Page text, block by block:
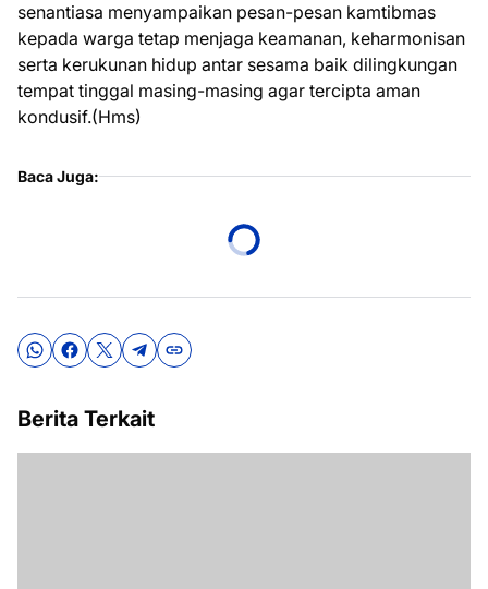
senantiasa menyampaikan pesan-pesan kamtibmas
kepada warga tetap menjaga keamanan, keharmonisan
serta kerukunan hidup antar sesama baik dilingkungan
tempat tinggal masing-masing agar tercipta aman
kondusif.(Hms)
Baca Juga:
Berita Terkait